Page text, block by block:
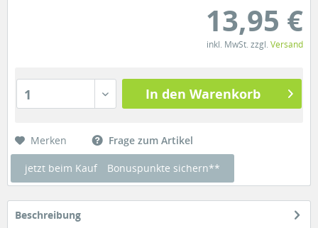
13,95 €
inkl. MwSt. zzgl. Versand
1 In den Warenkorb
Merken Frage zum Artikel
jetzt beim Kauf Bonuspunkte sichern**
Beschreibung